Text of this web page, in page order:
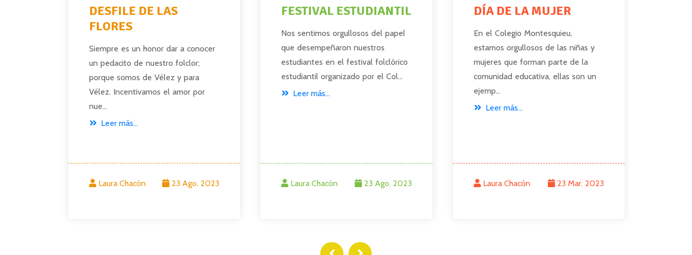
DESFILE DE LAS
FLORES
Siempre es un honor dar a conocer
un pedacito de nuestro folclor;
porque somos de Vélez y para
Vélez. Incentivamos el amor por
nue...
Leer más...
Laura Chacón 23 Ago. 2023
FESTIVAL ESTUDIANTIL
Nos sentimos orgullosos del papel
que desempeñaron nuestros
estudiantes en el festival folclórico
estudiantil organizado por el Col...
Leer más...
Laura Chacón 23 Ago. 2023
DÍA DE LA MUJER
En el Colegio Montesquieu,
estamos orgullosos de las niñas y
mujeres que forman parte de la
comunidad educativa, ellas son un
ejemp...
Leer más...
Laura Chacón 23 Mar. 2023